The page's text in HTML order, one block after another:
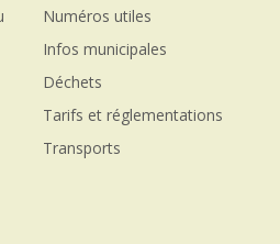
Numéros utiles
Infos municipales
Déchets
Tarifs et réglementations
Transports